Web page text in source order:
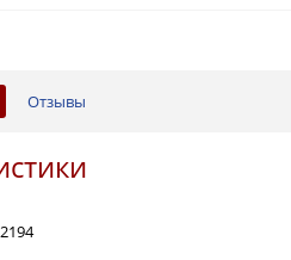
Отзывы
2194